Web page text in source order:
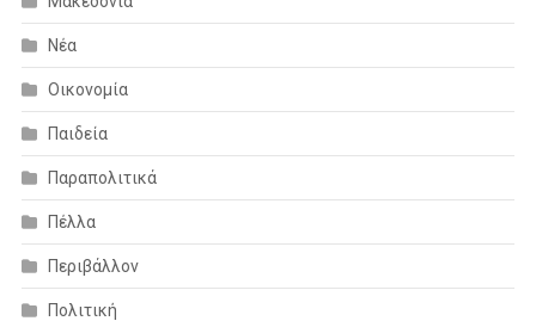
Νέα
Οικονομία
Παιδεία
Παραπολιτικά
Πέλλα
Περιβάλλον
Πολιτική